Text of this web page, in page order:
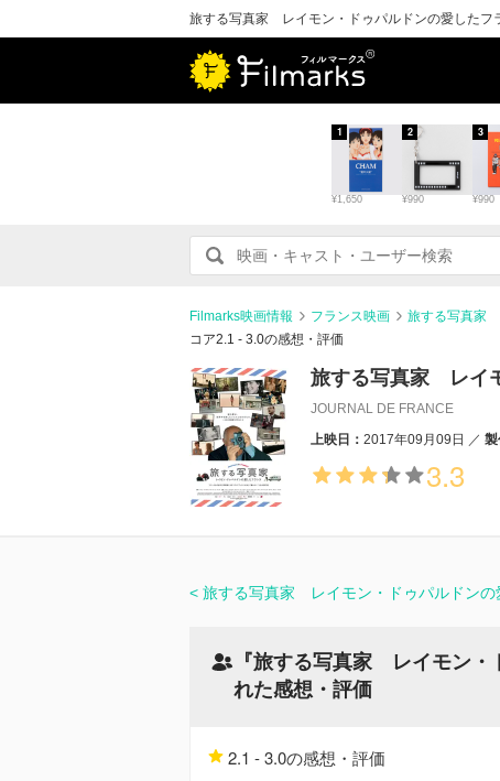
旅する写真家 レイモン・ドゥパルドンの愛したフ
¥1,650
1
¥990
2
¥990
3
Filmarks映画情報 フランス映画 旅する写真家
コア2.1 - 3.0の感想・評価
旅する写真家 レイ
JOURNAL DE FRANCE
上映日： 2017年09月09日 製
3.3
旅する写真家 レイモン・ドゥパルドンの
『旅する写真家 レイモン・
れた感想・評価
2.1 - 3.0の感想・評価